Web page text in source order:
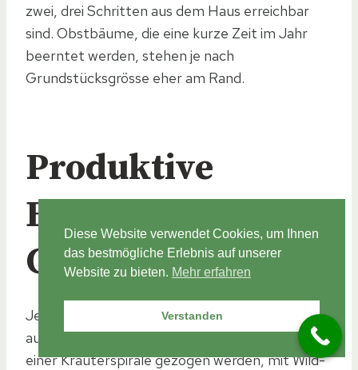
zwei, drei Schritten aus dem Haus erreichbar
sind. Obstbäume, die eine kurze Zeit im Jahr
beerntet werden, stehen je nach
Grundstücksgrösse eher am Rand.
Produktive
Elemente für den
Garten
Jeder Garten kann mit einfachen Elementen
aufgewertet werden. So können Kräuter auf
einer Kräuterspirale gezogen werden, mit Wild-
Diese Website verwendet Cookies, um Ihnen
das bestmögliche Erlebnis auf unserer
Website zu bieten. Mehr erfahren
Verstanden